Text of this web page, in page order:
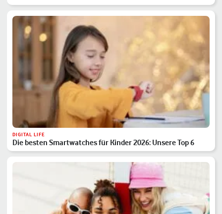
DIGITAL LIFE
Die besten Smartwatches für Kinder 2026: Unsere Top 6